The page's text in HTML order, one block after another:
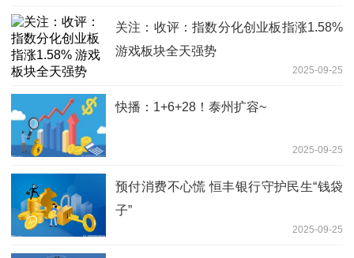
关注：收评：指数分化创业板指涨1.58%
游戏板块全天强势
2025-09-25
快播：1+6+28！泰州扩容~
2025-09-25
预付消费不心慌 恒丰银行守护民生“钱袋
子”
2025-09-25